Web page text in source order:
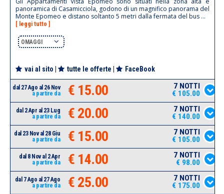
panoramica di Casamicciola, godono di un magnifico panorama del
Monte Epomeo e distano soltanto 5 metri dalla fermata del bus ...
[ leggi tutto ]
OMAGGI
vai al sito tutte le offerte FaceBook
dal 27 Ago al 26 Nov
a partire da
€ 15.00
7 NOTTI
€ 105.00
dal 2 Apr al 23 Lug
a partire da
€ 20.00
7 NOTTI
€ 140.00
dal 23 Nov al 28 Giu
a partire da
€ 15.00
7 NOTTI
€ 105.00
dal 8 Nov al 2 Apr
a partire da
€ 14.00
7 NOTTI
€ 98.00
dal 7 Ago al 27 Ago
a partire da
€ 25.00
7 NOTTI
€ 175.00